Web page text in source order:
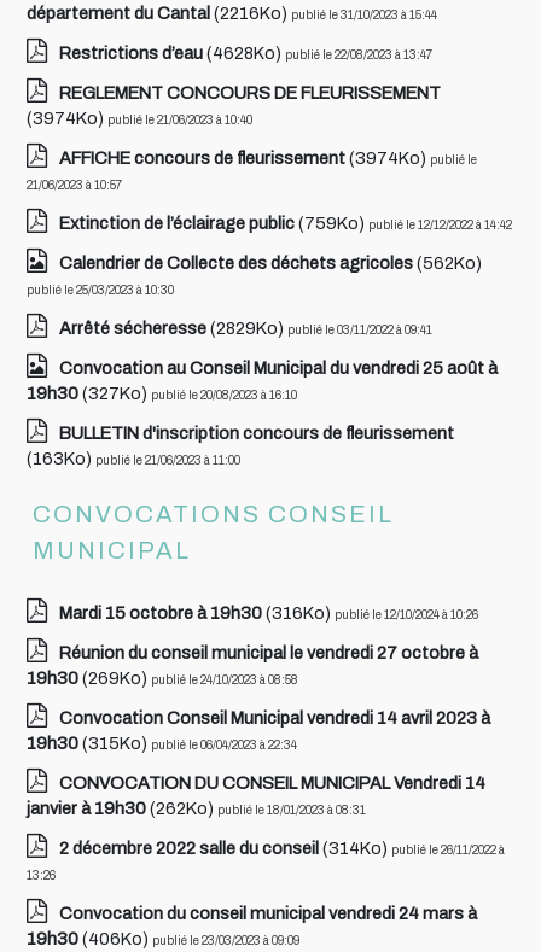
département du Cantal(2216Ko) publié le 31/10/2023 à 15:44
Restrictions d’eau(4628Ko) publié le 22/08/2023 à 13:47
REGLEMENT CONCOURS DE FLEURISSEMENT
(3974Ko) publié le 21/06/2023 à 10:40
AFFICHE concours de fleurissement(3974Ko) publié le
21/06/2023 à 10:57
Extinction de l’éclairage public(759Ko) publié le 12/12/2022 à 14:42
Calendrier de Collecte des déchets agricoles(562Ko)
publié le 25/03/2023 à 10:30
Arrêté sécheresse(2829Ko) publié le 03/11/2022 à 09:41
Convocation au Conseil Municipal du vendredi 25 août à
19h30(327Ko) publié le 20/08/2023 à 16:10
BULLETIN d'inscription concours de fleurissement
(163Ko) publié le 21/06/2023 à 11:00
CONVOCATIONS CONSEIL
MUNICIPAL
Mardi 15 octobre à 19h30(316Ko) publié le 12/10/2024 à 10:26
Réunion du conseil municipal le vendredi 27 octobre à
19h30(269Ko) publié le 24/10/2023 à 08:58
Convocation Conseil Municipal vendredi 14 avril 2023 à
19h30(315Ko) publié le 06/04/2023 à 22:34
CONVOCATION DU CONSEIL MUNICIPAL Vendredi 14
janvier à 19h30(262Ko) publié le 18/01/2023 à 08:31
2 décembre 2022 salle du conseil (314Ko) publié le 26/11/2022 à
13:26
Convocation du conseil municipal vendredi 24 mars à
19h30(406Ko) publié le 23/03/2023 à 09:09